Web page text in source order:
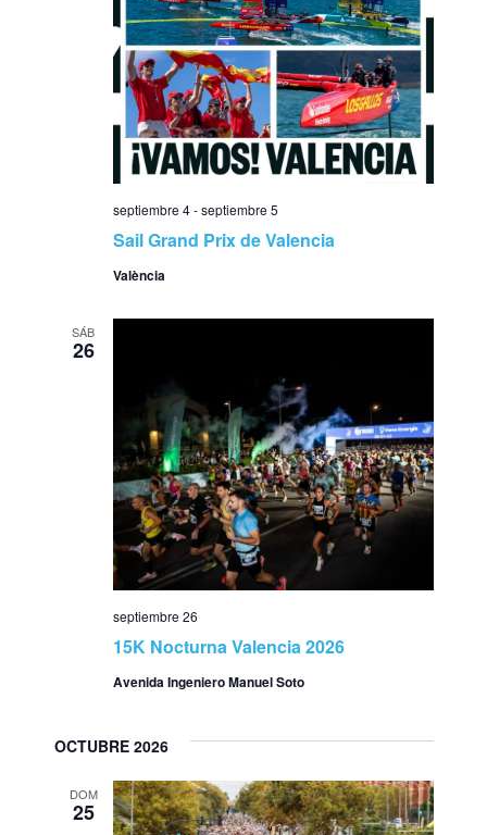
septiembre 4-septiembre 5
Sail Grand Prix de Valencia
València
SÁB
26
septiembre 26
15K Nocturna Valencia 2026
Avenida Ingeniero Manuel Soto
OCTUBRE 2026
DOM
25